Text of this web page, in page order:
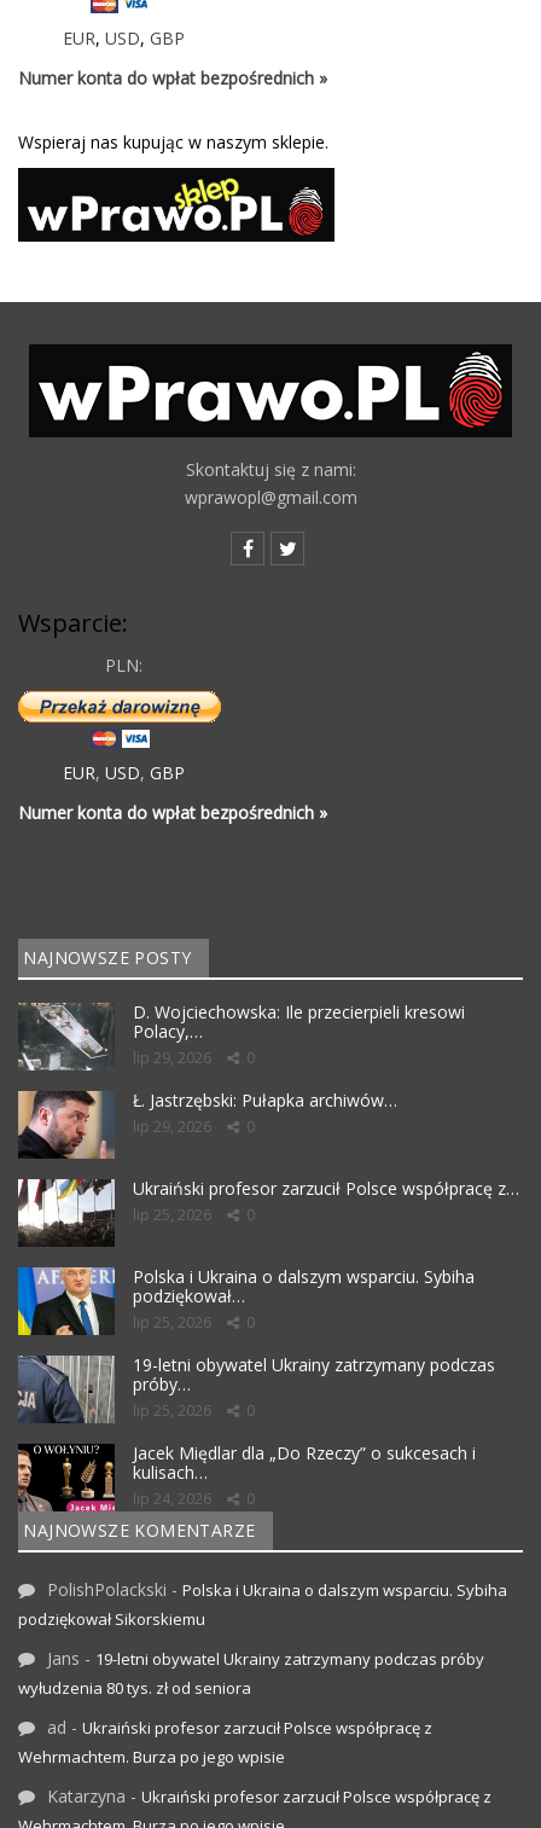
EUR, USD, GBP
Numer konta do wpłat bezpośrednich »
Wspieraj nas kupując w naszym sklepie.
Skontaktuj się z nami:
wprawopl@gmail.com
Wsparcie:
PLN:
EUR, USD, GBP
Numer konta do wpłat bezpośrednich »
NAJNOWSZE POSTY
D. Wojciechowska: Ile przecierpieli kresowi
Polacy,…
lip 29, 2026 0
Ł. Jastrzębski: Pułapka archiwów…
lip 29, 2026 0
Ukraiński profesor zarzucił Polsce współpracę z…
lip 25, 2026 0
Polska i Ukraina o dalszym wsparciu. Sybiha
podziękował…
lip 25, 2026 0
19-letni obywatel Ukrainy zatrzymany podczas
próby…
lip 25, 2026 0
Jacek Międlar dla „Do Rzeczy” o sukcesach i
kulisach…
lip 24, 2026 0
NAJNOWSZE KOMENTARZE
PolishPolackski - Polska i Ukraina o dalszym wsparciu. Sybiha
podziękował Sikorskiemu
Jans - 19-letni obywatel Ukrainy zatrzymany podczas próby
wyłudzenia 80 tys. zł od seniora
ad - Ukraiński profesor zarzucił Polsce współpracę z
Wehrmachtem. Burza po jego wpisie
Katarzyna - Ukraiński profesor zarzucił Polsce współpracę z